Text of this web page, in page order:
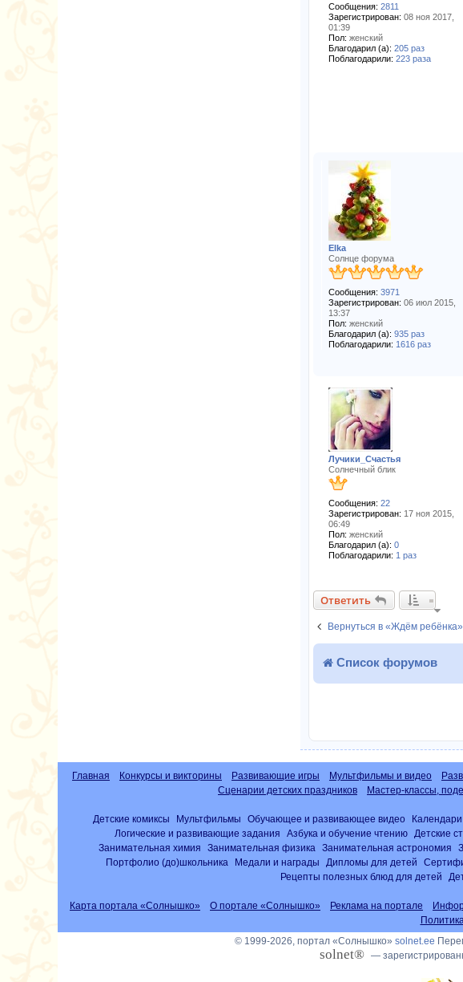
Сообщения: 2811
Зарегистрирован: 08 ноя 2017,
01:39
Пол: женский
Благодарил (а): 205 раз
Поблагодарили: 223 раза
Elka
Солнце форума
Сообщения: 3971
Зарегистрирован: 06 июл 2015,
13:37
Пол: женский
Благодарил (а): 935 раз
Поблагодарили: 1616 раз
Лучики_Счастья
Солнечный блик
Сообщения: 22
Зарегистрирован: 17 ноя 2015,
06:49
Пол: женский
Благодарил (а): 0
Поблагодарили: 1 раз
Ответить
Вернуться в «Ждём ребёнка»
Список форумов
Главная Конкурсы и викторины Развивающие игры Мультфильмы и видео
Сценарии детских праздников
Мастер-классы,
Детские комиксы Мультфильмы Обучающее и развивающее видео
Логические и развивающие задания
Азбука и обучение чтению Детские
Занимательная химия
Занимательная физика Занимательная астрономия
Портфолио (до)школьника
Медали и награды Дипломы для детей
Рецепты полезных блюд для детей
Карта портала «Солнышко» О портале «Солнышко» Реклама на портале
© 1999-2026, портал «Солнышко» solnet.ee
solnet® —